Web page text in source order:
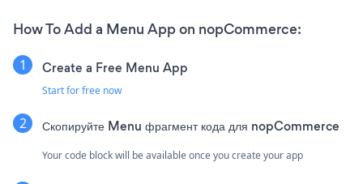
How To Add a Menu App on nopCommerce:
Create a Free Menu App
Start for free now
Скопируйте Menu фрагмент кода для nopCommerce
Your code block will be available once you create your app